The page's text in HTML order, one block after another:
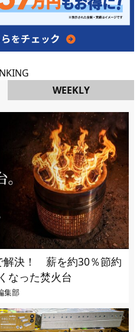
WEEKLY
解決！ 薪を約30％節約
なった焚火台
集部